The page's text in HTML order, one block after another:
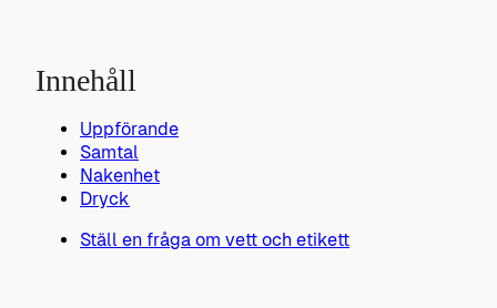
Innehåll
Uppförande
Samtal
Nakenhet
Dryck
Ställ en fråga om vett och etikett